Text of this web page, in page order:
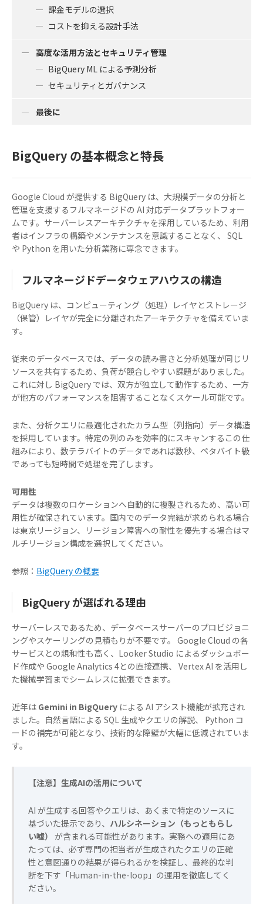
課金モデルの選択
コストを抑える設計手法
高度な活用方法とセキュリティ管理
BigQuery ML による予測分析
セキュリティとガバナンス
最後に
BigQuery の基本概念と特長
Google Cloud が提供する BigQuery は、大規模データの分析と
管理を支援するフルマネージドの AI 対応データプラットフォー
ムです。サーバーレスアーキテクチャを採用しているため、利用
者はインフラの構築やメンテナンスを意識することなく、 SQL
や Python を用いた分析業務に専念できます。
フルマネージドデータウェアハウスの構造
BigQuery は、コンピューティング（処理）レイヤとストレージ
（保管）レイヤが完全に分離されたアーキテクチャを備えていま
す。
従来のデータベースでは、データの読み書きと分析処理が同じリ
ソースを共有するため、負荷が競合しやすい課題がありました。
これに対し BigQuery では、双方が独立して動作するため、一方
が他方のパフォーマンスを阻害することなくスケール可能です。
また、分析クエリに最適化されたカラム型（列指向）データ構造
を採用しています。特定の列のみを効率的にスキャンするこの仕
組みにより、数テラバイトのデータであれば数秒、ペタバイト級
であっても短時間で処理を完了します。
可用性
データは複数のロケーションへ自動的に複製されるため、高い可
用性が確保されています。国内でのデータ完結が求められる場合
は東京リージョン、リージョン障害への耐性を優先する場合はマ
ルチリージョン構成を選択してください。
参照： BigQuery の概要
BigQuery が選ばれる理由
サーバーレスであるため、データベースサーバーのプロビジョニ
ングやスケーリングの見積もりが不要です。 Google Cloud の各
サービスとの親和性も高く、Looker Studio によるダッシュボー
ド作成や Google Analytics 4との直接連携、 Vertex AI を活用し
た機械学習までシームレスに拡張できます。
近年は Gemini in BigQuery による AI アシスト機能が拡充され
ました。自然言語による SQL 生成やクエリの解説、 Python コ
ードの補完が可能となり、技術的な障壁が大幅に低減されていま
す。
【注意】生成AIの活用について
AI が生成する回答やクエリは、あくまで特定のソースに
基づいた提示であり、 ハルシネーション（もっともらし
い嘘） が含まれる可能性があります。実務への適用にあ
たっては、必ず専門の担当者が生成されたクエリの正確
性と意図通りの結果が得られるかを検証し、最終的な判
断を下す「Human-in-the-loop」の運用を徹底してく
ださい。